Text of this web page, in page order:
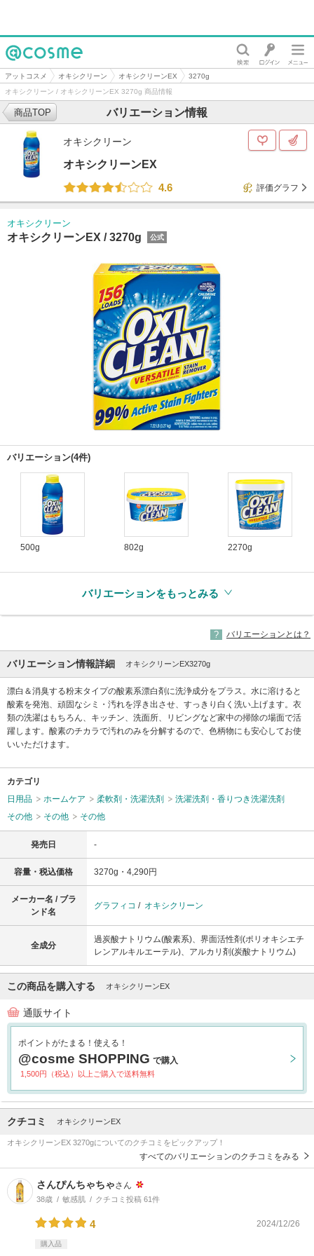
@cosme
アットコスメ オキシクリーン オキシクリーンEX
3270g
オキシクリーン / オキシクリーンEX 3270g 商品情報
バリエーション情報
商品TOP
オキシクリーン
オキシクリーンEX
4.6
評価グラフ
オキシクリーン
オキシクリーンEX /3270g 公式
バリエーション(4件)
500g 802g 2270g
バリエーションをもっとみる
バリエーションとは？
バリエーション情報詳細 オキシクリーンEX3270g
漂白＆消臭する粉末タイプの酸素系漂白剤に洗浄成分をプラス。水に溶けると
酸素を発泡、頑固なシミ・汚れを浮き出させ、すっきり白く洗い上げます。衣
類の洗濯はもちろん、キッチン、洗面所、リビングなど家中の掃除の場面で活
躍します。酸素のチカラで汚れのみを分解するので、色柄物にも安心してお使
いいただけます。
カテゴリ
日用品
ホームケア 柔軟剤・洗濯洗剤
洗濯洗剤・香りつき洗濯洗剤
その他
その他 その他
発売日 -
容量・税込価格 3270g・4,290円
メーカー名 / ブラ
ンド名
グラフィコ / オキシクリーン
全成分
過炭酸ナトリウム(酸素系)、界面活性剤(ポリオキシエチ
レンアルキルエーテル)、アルカリ剤(炭酸ナトリウム)
この商品を購入する オキシクリーンEX
通販サイト
ポイントがたまる！使える！
@cosme SHOPPING で購入
1,500円（税込）以上ご購入で送料無料
クチコミ オキシクリーンEX
オキシクリーンEX 3270gについてのクチコミをピックアップ！
すべてのバリエーションのクチコミをみる
さんぴんちゃちゃさん
38歳 敏感肌 クチコミ投稿 61件
4 2024/12/26
購入品